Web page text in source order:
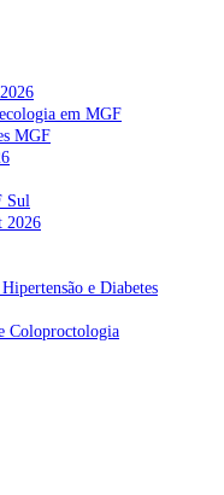
em MGF
MGF
Sul
2026
e Diabetes
Coloproctologia